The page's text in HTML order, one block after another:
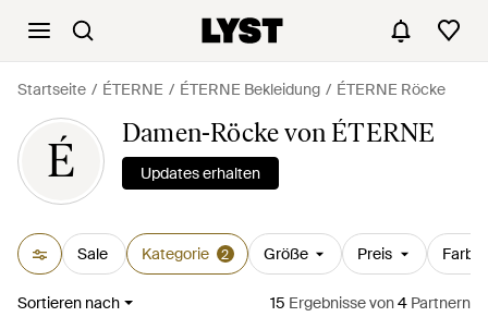
Startseite ÉTERNE ÉTERNE Bekleidung ÉTERNE Röcke
É
Damen-Röcke von ÉTERNE
Updates erhalten
Sale Kategorie 2 Größe Preis Farbe
Sortieren nach 15 Ergebnissevon4 Partnern